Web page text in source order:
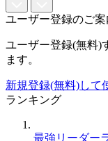
ユーザー登録のご案
ユーザー登録(無料)
ます。
新規登録(無料)して
ランキング
最強リーダー